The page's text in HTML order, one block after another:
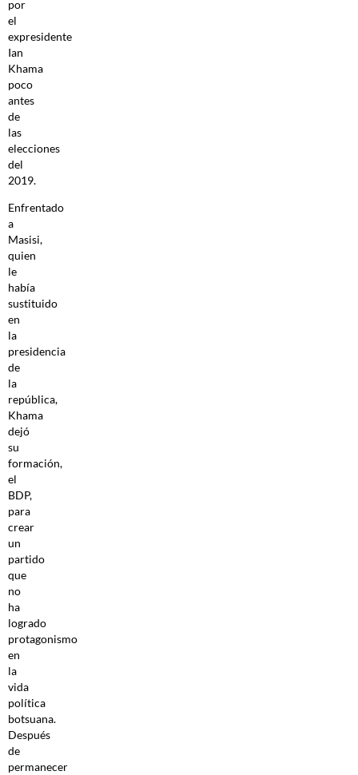
por
el
expresidente
Ian
Khama
poco
antes
de
las
elecciones
del
2019.
Enfrentado
a
Masisi,
quien
le
había
sustituido
en
la
presidencia
de
la
república,
Khama
dejó
su
formación,
el
BDP,
para
crear
un
partido
que
no
ha
logrado
protagonismo
en
la
vida
política
botsuana.
Después
de
permanecer